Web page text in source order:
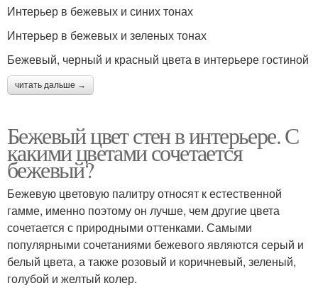
Интерьер в бежевых и синих тонах
Интерьер в бежевых и зеленых тонах
Бежевый, черный и красный цвета в интерьере гостиной
читать дальше →
Бежевый цвет стен в интерьере. С
какими цветами сочетается
бежевый?
Бежевую цветовую палитру относят к естественной
гамме, именно поэтому он лучше, чем другие цвета
сочетается с природными оттенками. Самыми
популярными сочетаниями бежевого являются серый и
белый цвета, а также розовый и коричневый, зеленый,
голубой и желтый колер.